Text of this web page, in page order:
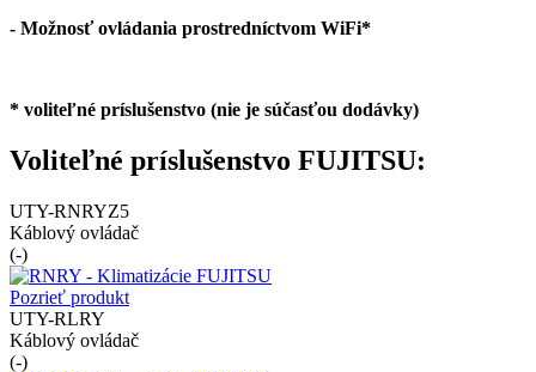
- Možnosť ovládania prostredníctvom WiFi*
* voliteľné príslušenstvo (nie je súčasťou dodávky)
Voliteľné príslušenstvo FUJITSU:
UTY-RNRYZ5
Káblový ovládač
(-)
Pozrieť produkt
UTY-RLRY
Káblový ovládač
(-)